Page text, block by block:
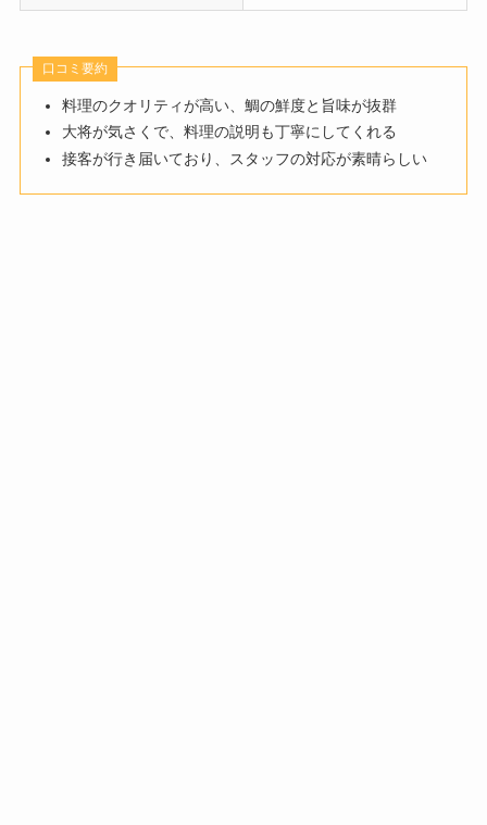
口コミ要約
料理のクオリティが高い、鯛の鮮度と旨味が抜群
大将が気さくで、料理の説明も丁寧にしてくれる
接客が行き届いており、スタッフの対応が素晴らしい